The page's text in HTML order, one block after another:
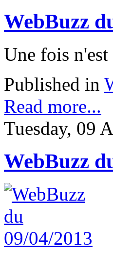
WebBuzz
Une fois
Published in
Read more...
Tuesday, 09
WebBuzz